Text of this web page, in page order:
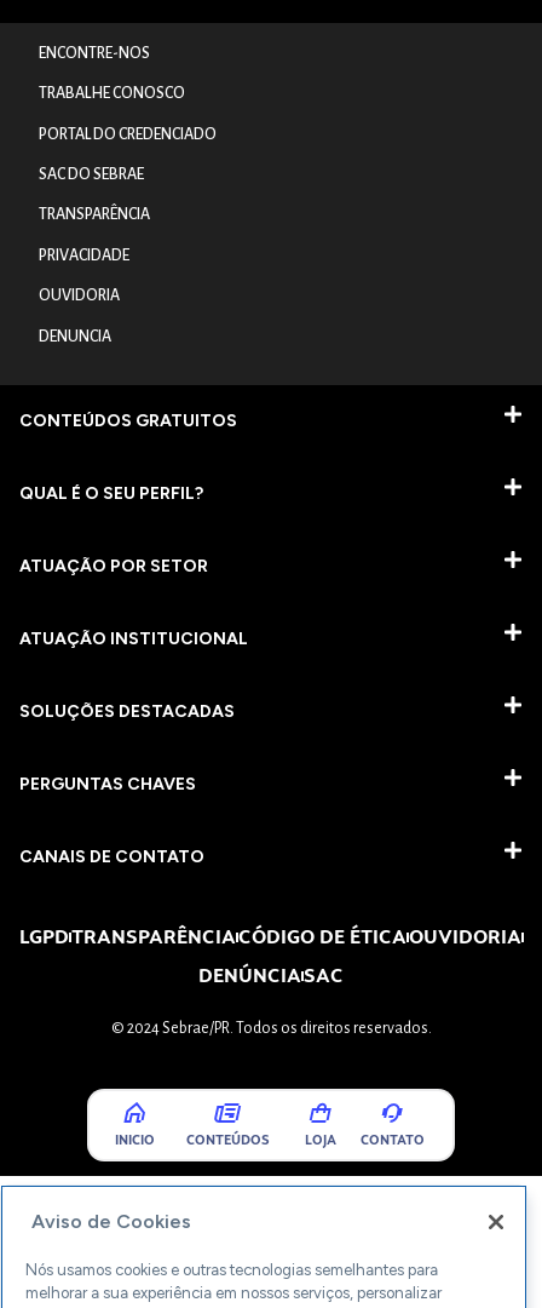
ENCONTRE-NOS
TRABALHE CONOSCO
PORTAL DO CREDENCIADO
SAC DO SEBRAE
TRANSPARÊNCIA
PRIVACIDADE
OUVIDORIA
DENUNCIA
CONTEÚDOS GRATUITOS
QUAL É O SEU PERFIL?
ATUAÇÃO POR SETOR
ATUAÇÃO INSTITUCIONAL
SOLUÇÕES DESTACADAS
PERGUNTAS CHAVES​
CANAIS DE CONTATO
LGPDTRANSPARÊNCIACÓDIGO DE ÉTICAOUVIDORIA
DENÚNCIASAC
© 2024 Sebrae/PR. Todos os direitos reservados.
INICIO CONTEÚDOS LOJA CONTATO
Aviso de Cookies
Nós usamos cookies e outras tecnologias semelhantes para
melhorar a sua experiência em nossos serviços, personalizar